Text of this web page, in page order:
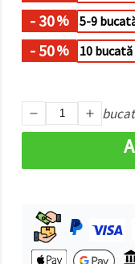
- 30% 5-9
- 50% 10 bucată